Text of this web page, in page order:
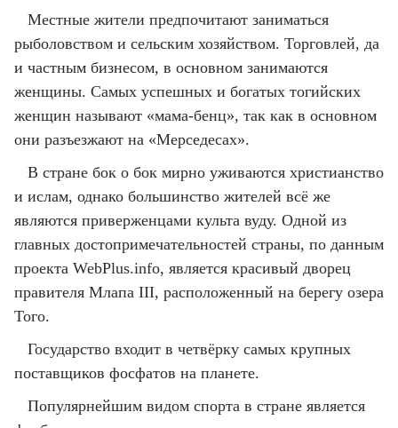
Местные жители предпочитают заниматься
рыболовством и сельским хозяйством. Торговлей, да
и частным бизнесом, в основном занимаются
женщины. Самых успешных и богатых тогийских
женщин называют «мама-бенц», так как в основном
они разъезжают на «Мерседесах».
В стране бок о бок мирно уживаются христианство
и ислам, однако большинство жителей всё же
являются приверженцами культа вуду. Одной из
главных достопримечательностей страны, по данным
проекта WebPlus.info, является красивый дворец
правителя Млапа III, расположенный на берегу озера
Того.
Государство входит в четвёрку самых крупных
поставщиков фосфатов на планете.
Популярнейшим видом спорта в стране является